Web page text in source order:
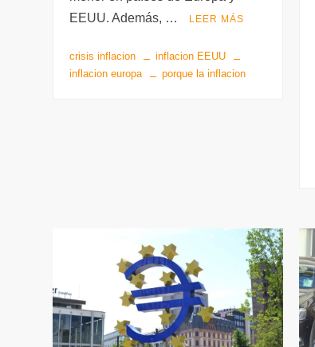
k
EEUU. Además, …
LEER MÁS
crisis inflacion
inflacion EEUU
inflacion europa
porque la inflacion